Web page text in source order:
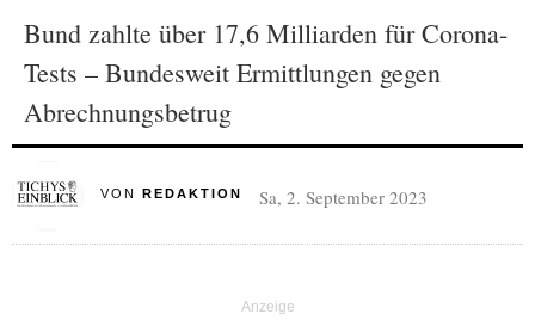
Bund zahlte über 17,6 Milliarden für Corona-
Tests – Bundesweit Ermittlungen gegen
Abrechnungsbetrug
VON REDAKTION Sa, 2. September 2023